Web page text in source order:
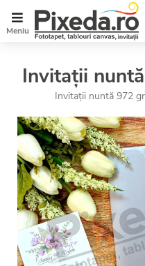
Meniu
Invitații
Invitații nuntă 972